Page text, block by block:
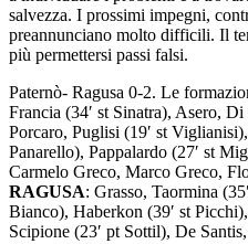
salvezza. I prossimi impegni,
preannunciano molto difficili. Il
più permettersi passi falsi.
Paternò- Ragusa 0-2. Le
Francia (34′ st Sinatra), Asero,
Porcaro, Puglisi (19′ st
Panarello), Pappalardo (27′ st
Carmelo Greco, Marco Greco,
RAGUSA: Grasso, Taormina
Bianco), Haberkon (39′ st
Scipione (23′ pt Sottil), De